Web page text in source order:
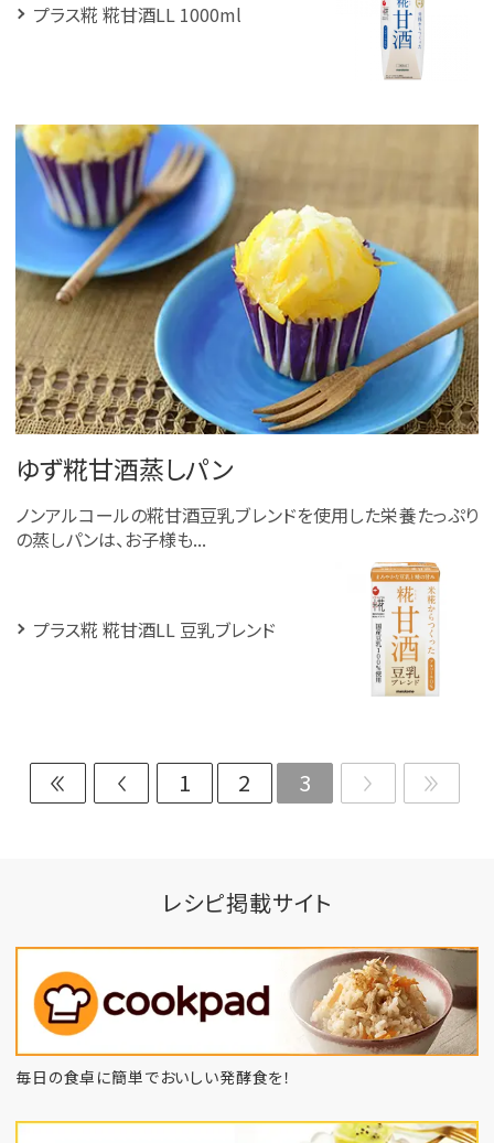
プラス糀 糀甘酒LL 1000ml
ゆず糀甘酒蒸しパン
ノンアルコールの糀甘酒豆乳ブレンドを使用した栄養たっぷり
の蒸しパンは、お子様も...
プラス糀 糀甘酒LL 豆乳ブレンド
1 2 3
レシピ掲載サイト
毎日の食卓に簡単でおいしい発酵食を！